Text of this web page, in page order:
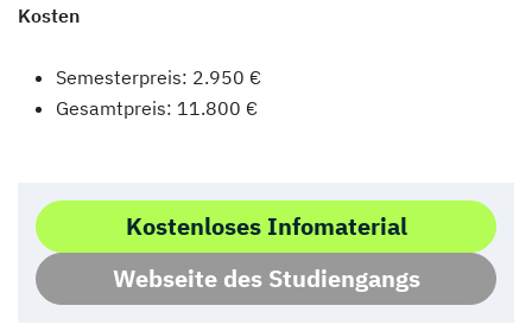
Kosten
Semesterpreis: 2.950 €
Gesamtpreis: 11.800 €
Kostenloses Infomaterial
Webseite des Studiengangs